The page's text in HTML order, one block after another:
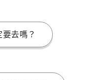
去嗎？